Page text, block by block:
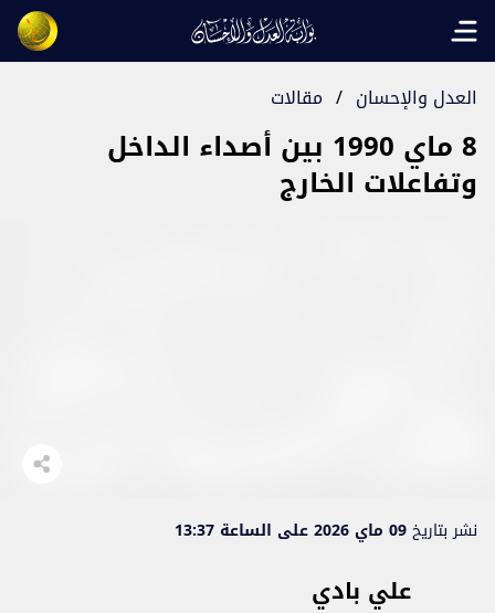
Open main menu
العدل والإحسان / مقالات
8 ماي 1990 بين أصداء الداخل
وتفاعلات الخارج
نشر بتاريخ09 ماي 2026 على الساعة 13:37
علي بادي